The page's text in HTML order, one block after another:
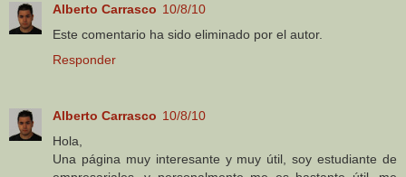
Alberto Carrasco 10/8/10
Este comentario ha sido eliminado por el autor.
Responder
Alberto Carrasco 10/8/10
Hola,
Una página muy interesante y muy útil, soy estudiante de